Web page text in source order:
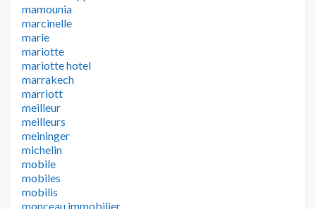
mamounia
marcinelle
marie
mariotte
mariotte hotel
marrakech
marriott
meilleur
meilleurs
meininger
michelin
mobile
mobiles
mobilis
monceau immobilier